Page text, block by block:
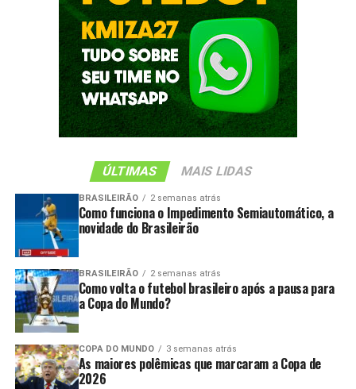
ÚLTIMAS MAIS LIDAS
BRASILEIRÃO 2 semanas atrás
Como funciona o Impedimento Semiautomático, a
novidade do Brasileirão
BRASILEIRÃO 2 semanas atrás
Como volta o futebol brasileiro após a pausa para
a Copa do Mundo?
COPA DO MUNDO 3 semanas atrás
As maiores polêmicas que marcaram a Copa de
2026